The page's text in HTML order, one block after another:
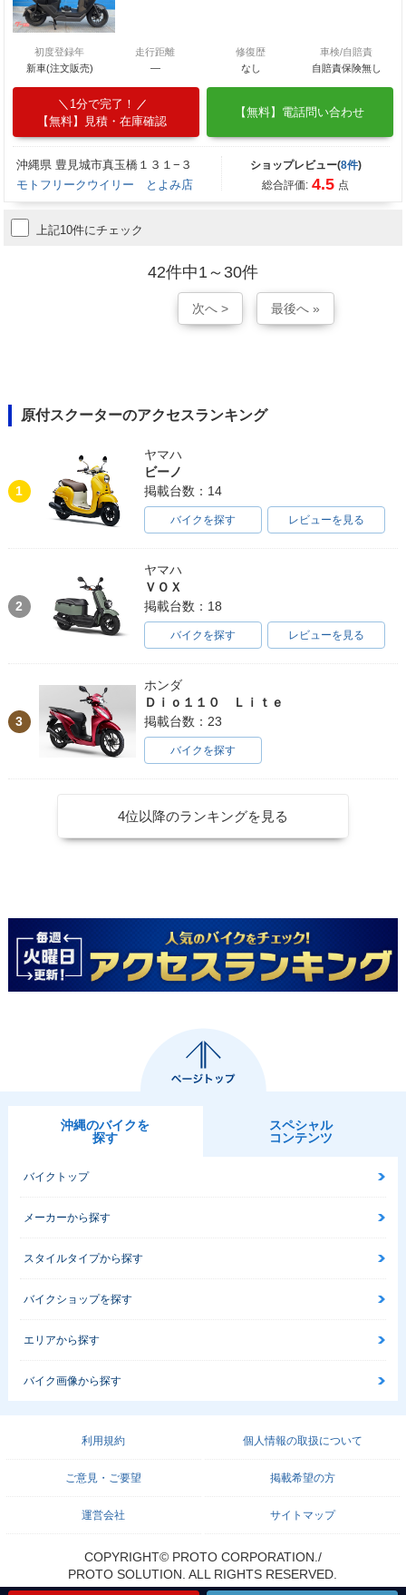
初度登録年
新車(注文販売)
走行距離
―
修復歴
なし
車検/自賠責
自賠責保険無し
1分で完了！
【無料】見積・在庫確認
【無料】電話問い合わせ
沖縄県 豊見城市真玉橋１３１−３
モトフリークウイリー とよみ店
ショップレビュー(8件)
総合評価: 4.5 点
上記10件にチェック
42件中1～30件
次へ > 最後へ »
原付スクーターのアクセスランキング
1
ヤマハ
ビーノ
掲載台数：14
バイクを探す レビューを見る
2
ヤマハ
ＶＯＸ
掲載台数：18
バイクを探す レビューを見る
3
ホンダ
Ｄｉｏ１１０ Ｌｉｔｅ
掲載台数：23
バイクを探す
4位以降のランキングを見る
沖縄のバイクを
探す
スペシャル
コンテンツ
バイクトップ
メーカーから探す
スタイルタイプから探す
バイクショップを探す
エリアから探す
バイク画像から探す
利用規約 個人情報の取扱について
ご意見・ご要望 掲載希望の方
運営会社 サイトマップ
COPYRIGHT© PROTO CORPORATION./
PROTO SOLUTION. ALL RIGHTS RESERVED.